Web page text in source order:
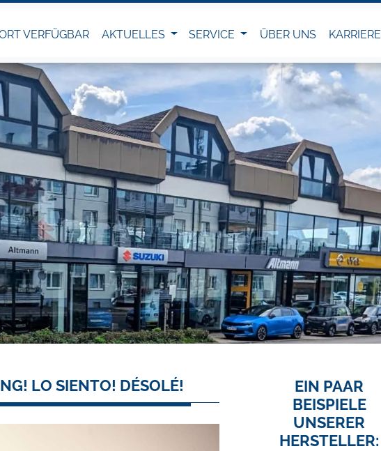
VERFÜGBAR AKTUELLES SERVICE ÜBER UNS KARRIERE
LO SIENTO! DÉSOLÉ!
EIN PAAR
BEISPIELE
UNSERER
HERSTELLER: